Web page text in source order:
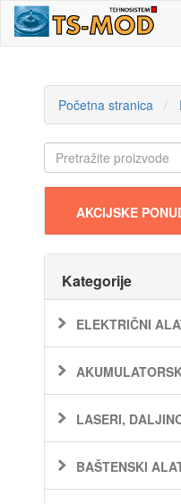
Početna stranica
AKCIJSKE
Kategorije
ELEKTRIČNI
LASERI,
BAŠTENSKI